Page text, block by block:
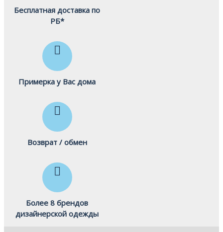
Бесплатная доставка по
РБ*
Примерка у Вас дома
Возврат / обмен
Более 8 брендов
дизайнерской одежды